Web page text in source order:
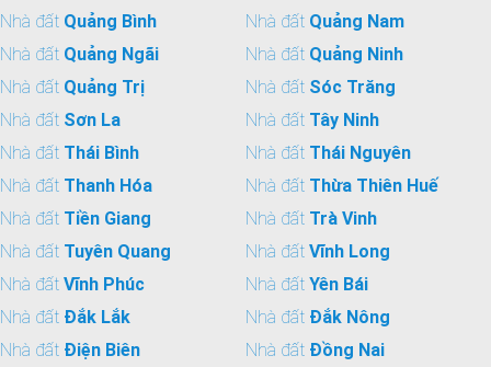
Nhà đất Quảng Bình Nhà đất Quảng Nam
Nhà đất Quảng Ngãi Nhà đất Quảng Ninh
Nhà đất Quảng Trị Nhà đất Sóc Trăng
Nhà đất Sơn La Nhà đất Tây Ninh
Nhà đất Thái Bình Nhà đất Thái Nguyên
Nhà đất Thanh Hóa Nhà đất Thừa Thiên Huế
Nhà đất Tiền Giang Nhà đất Trà Vinh
Nhà đất Tuyên Quang Nhà đất Vĩnh Long
Nhà đất Vĩnh Phúc Nhà đất Yên Bái
Nhà đất Đắk Lắk Nhà đất Đắk Nông
Nhà đất Điện Biên Nhà đất Đồng Nai